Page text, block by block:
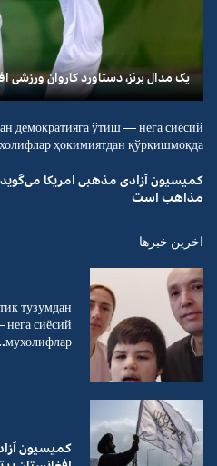
یک مدال برنز، دستاورد کاروان ورزشی
демократияга ўтиш — нега сиёсий
ҳокимиятдан қўрқишмоқда?
کمیسیون آزادی مذهبی امریکا می‌گوید
مذاهب است
اخرین خبرها
тузумдан
сиёсий
мухолифлар...
کمیسیون